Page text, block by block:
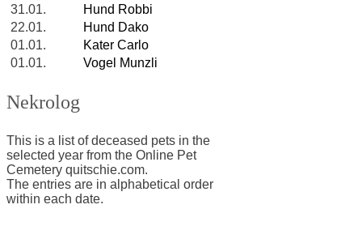
31.01.
Hund Robbi
22.01.
Hund Dako
01.01.
Kater Carlo
01.01.
Vogel Munzli
Nekrolog
This is a list of deceased pets in the
selected year from the Online Pet
Cemetery quitschie.com.
The entries are in alphabetical order
within each date.